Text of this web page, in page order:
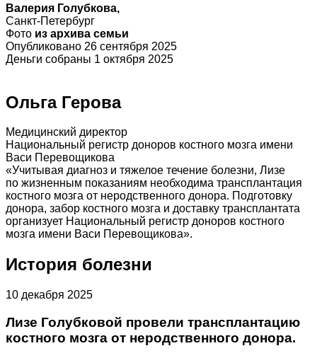
Валерия Голубкова,
Санкт-Петербург
Фото из архива семьи
Опубликовано 26 сентября 2025
Деньги собраны 1 октября 2025
Ольга Герова
Медицинский директор
Национальный регистр доноров костного мозга имени
Васи Перевощикова
«Учитывая диагноз и тяжелое течение болезни, Лизе
по жизненным показаниям необходима трансплантация
костного мозга от неродственного донора. Подготовку
донора, забор костного мозга и доставку трансплантата
организует Национальный регистр доноров костного
мозга имени Васи Перевощикова».
История болезни
10 декабря 2025
Лизе Голубковой провели трансплантацию
костного мозга от неродственного донора.